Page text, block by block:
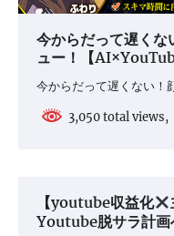
今からだって遅く
ュー！【
今からだって遅くない！
3,050 total views,
【youtube収益化
Youtube脱サラ計画